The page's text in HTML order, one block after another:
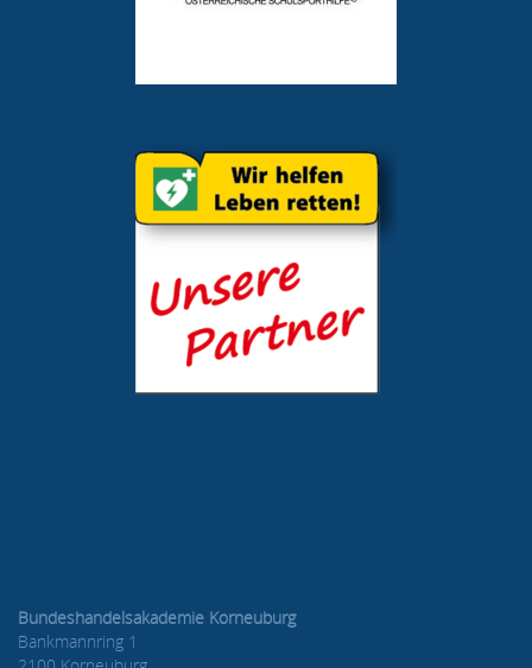
Bundeshandelsakademie Korneuburg
Bankmannring 1